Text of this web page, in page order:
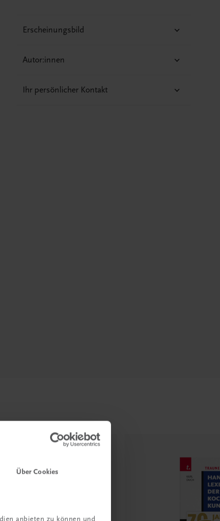
Über Cookies
anbieten zu können und
Erscheinungsbild
Autor:innen
Ihr persönlicher Kontakt